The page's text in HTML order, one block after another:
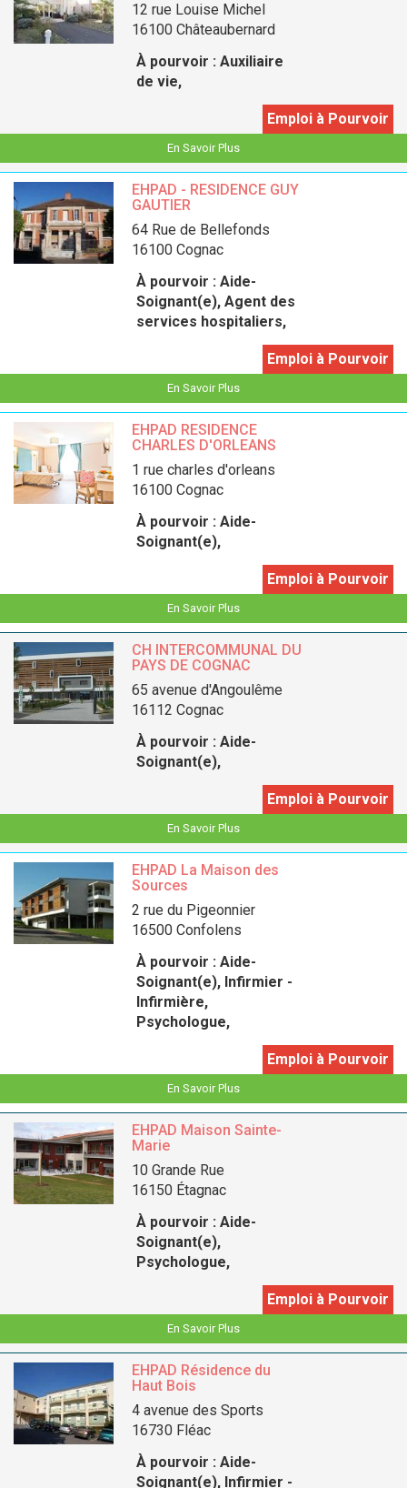
12 rue Louise Michel
16100 Châteaubernard
À pourvoir : Auxiliaire
de vie,
Emploi à Pourvoir
En Savoir Plus
EHPAD - RESIDENCE GUY
GAUTIER
64 Rue de Bellefonds
16100 Cognac
À pourvoir : Aide-
Soignant(e), Agent des
services hospitaliers,
Emploi à Pourvoir
En Savoir Plus
EHPAD RESIDENCE
CHARLES D'ORLEANS
1 rue charles d'orleans
16100 Cognac
À pourvoir : Aide-
Soignant(e),
Emploi à Pourvoir
En Savoir Plus
CH INTERCOMMUNAL DU
PAYS DE COGNAC
65 avenue d'Angoulême
16112 Cognac
À pourvoir : Aide-
Soignant(e),
Emploi à Pourvoir
En Savoir Plus
EHPAD La Maison des
Sources
2 rue du Pigeonnier
16500 Confolens
À pourvoir : Aide-
Soignant(e), Infirmier -
Infirmière,
Psychologue,
Emploi à Pourvoir
En Savoir Plus
EHPAD Maison Sainte-
Marie
10 Grande Rue
16150 Étagnac
À pourvoir : Aide-
Soignant(e),
Psychologue,
Emploi à Pourvoir
En Savoir Plus
EHPAD Résidence du
Haut Bois
4 avenue des Sports
16730 Fléac
À pourvoir : Aide-
Soignant(e), Infirmier -